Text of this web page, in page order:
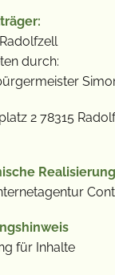
durch:
2 78315
für Inhalte